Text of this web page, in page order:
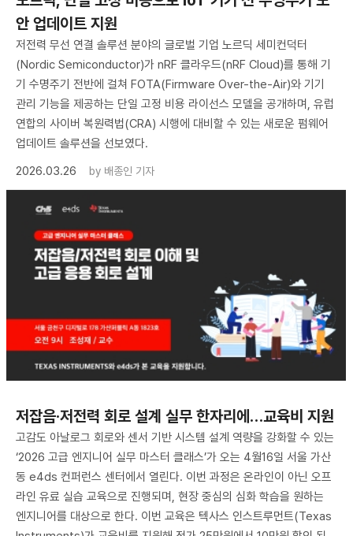
안 업데이트 지원
저전력 무선 연결 솔루션 분야의 글로벌 기업 노르딕 세미컨덕터
(Nordic Semiconductor)가 nRF 클라우드(nRF Cloud)를 통해 기
기 수명주기 전반에 걸쳐 FOTA(Firmware Over-the-Air)와 기기
관리 기능을 제공하는 단일 고정 비용 라이선스 모델을 공개하며, 유럽
연합의 사이버 복원력법(CRA) 시행에 대비할 수 있는 새로운 펌웨어
업데이트 솔루션을 선보였다.
2026.03.26
by 배종인 기자
저잡음·저전력 회로 설계 실무 한자리에…교육비 지원
고감도 아날로그 회로와 센서 기반 시스템 설계 역량을 강화할 수 있는
‘2026 고급 엔지니어 실무 마스터 클래스’가 오는 4월16일 서울 가산
동 e4ds 컨퍼런스 센터에서 열린다. 이번 과정은 온라인이 아닌 오프
라인 유료 실습 교육으로 진행되며, 현장 중심의 심화 학습을 원하는
엔지니어를 대상으로 한다. 이번 교육은 텍사스 인스트루먼트(Texas